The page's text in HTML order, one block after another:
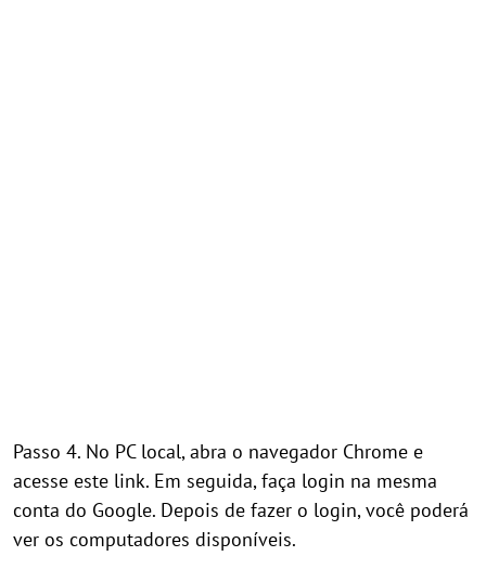
Passo 4. No PC local, abra o navegador Chrome e
acesse este link. Em seguida, faça login na mesma
conta do Google. Depois de fazer o login, você poderá
ver os computadores disponíveis.